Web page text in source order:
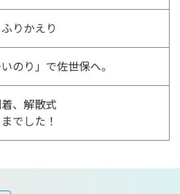
りかえり
いのり」で佐世保へ。
、解散式
でした！